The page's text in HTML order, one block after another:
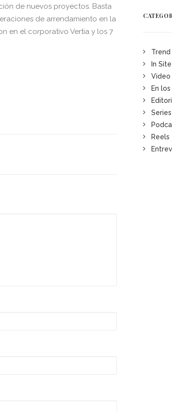
de nuevos proyectos. Basta
de arrendamiento en la
en el corporativo Vertia y los 7
Trend
In Site
Video
En
Series
Reels